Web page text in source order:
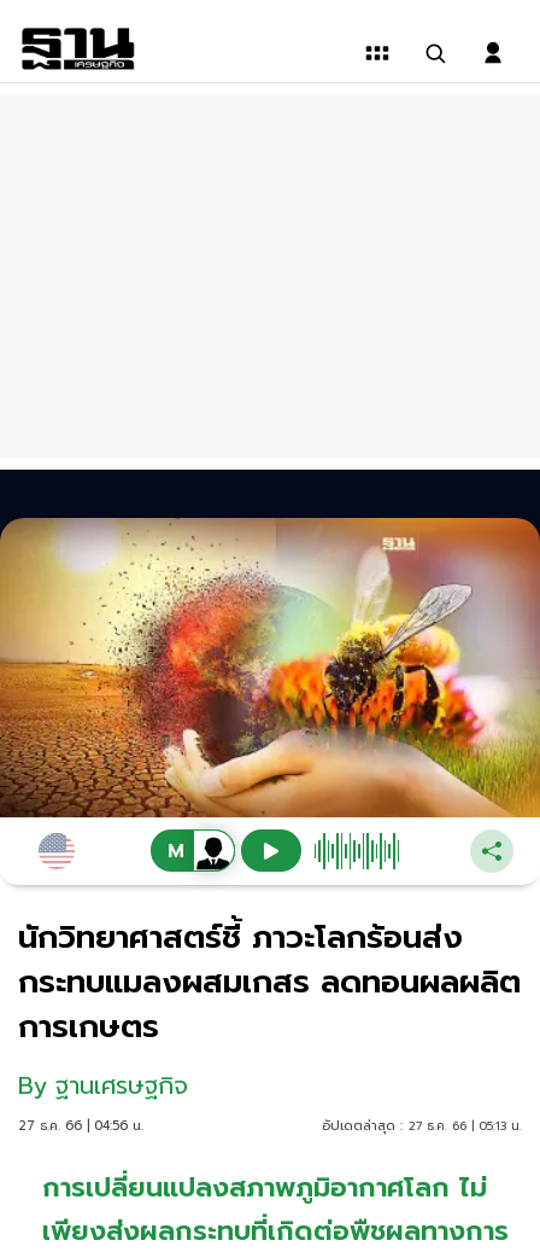
นักวิทยาศาสตร์ชี้ ภาวะโลกร้อนส่ง
กระทบแมลงผสมเกสร ลดทอนผลผลิต
การเกษตร
By ฐานเศรษฐกิจ
27 ธ.ค. 66 | 04:56 น. อัปเดตล่าสุด : 27 ธ.ค. 66 | 05:13 น.
การเปลี่ยนแปลงสภาพภูมิอากาศโลก ไม่
เพียงส่งผลกระทบที่เกิดต่อพืชผลทางการ